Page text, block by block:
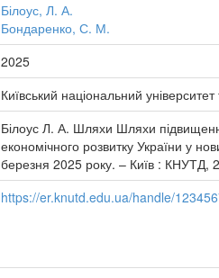
Білоус, Л. А.
Бондаренко, С. М.
2025
Київський національний
Білоус Л. А. Шляхи Шляхи
економічного розвитку України у
березня 2025 року. – Київ : КНУТД,
https://er.knutd.edu.ua/handle/